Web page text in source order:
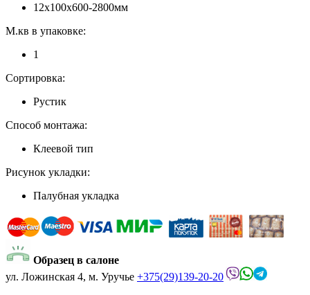
12x100x600-2800мм
М.кв в упаковке:
1
Сортировка:
Рустик
Способ монтажа:
Клеевой тип
Рисунок укладки:
Палубная укладка
Образец в салоне
ул. Ложинская 4, м. Уручье +375(29)139-20-20